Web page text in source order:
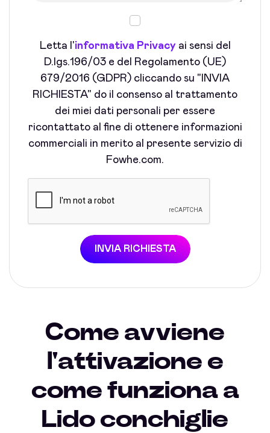
Letta l'informativa Privacyai sensi del
D.lgs.196/03 e del Regolamento (UE)
679/2016 (GDPR) cliccando su "INVIA
RICHIESTA" do il consenso al trattamento
dei miei dati personali per essere
ricontattato al fine di ottenere informazioni
commerciali in merito al presente servizio di
Fowhe.com.
INVIA RICHIESTA
Come avviene
l'attivazione e
come funziona a
Lido conchiglie